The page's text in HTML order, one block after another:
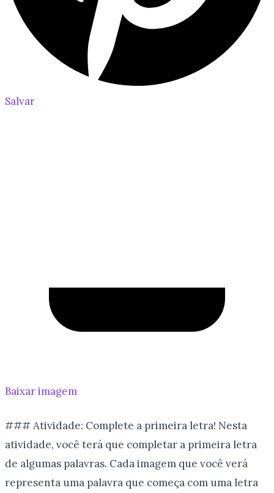
Salvar
Baixar imagem
### Atividade: Complete a primeira letra! Nesta
atividade, você terá que completar a primeira letra
de algumas palavras. Cada imagem que você verá
representa uma palavra que começa com uma letra